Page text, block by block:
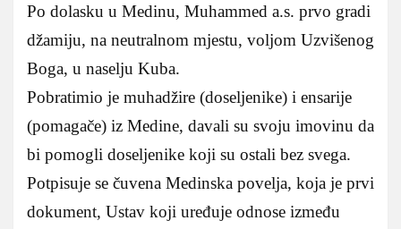
Po dolasku u Medinu, Muhammed a.s. prvo gradi
džamiju, na neutralnom mjestu, voljom Uzvišenog
Boga, u naselju Kuba.
Pobratimio je muhadžire (doseljenike) i ensarije
(pomagače) iz Medine, davali su svoju imovinu da
bi pomogli doseljenike koji su ostali bez svega.
Potpisuje se čuvena Medinska povelja, koja je prvi
dokument, Ustav koji uređuje odnose između